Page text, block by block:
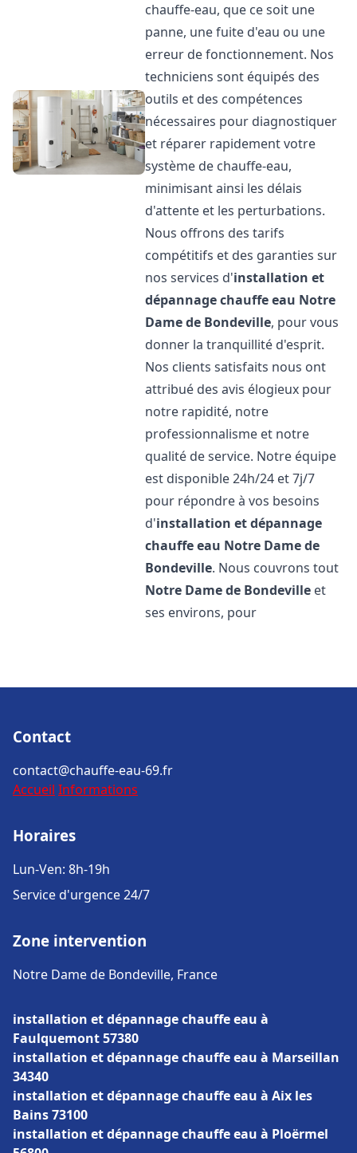
chauffe-eau, que ce soit une
panne, une fuite d'eau ou une
erreur de fonctionnement. Nos
techniciens sont équipés des
outils et des compétences
nécessaires pour diagnostiquer
et réparer rapidement votre
système de chauffe-eau,
minimisant ainsi les délais
d'attente et les perturbations.
Nous offrons des tarifs
compétitifs et des garanties sur
nos services d'installation et
dépannage chauffe eau Notre
Dame de Bondeville, pour vous
donner la tranquillité d'esprit.
Nos clients satisfaits nous ont
attribué des avis élogieux pour
notre rapidité, notre
professionnalisme et notre
qualité de service. Notre équipe
est disponible 24h/24 et 7j/7
pour répondre à vos besoins
d'installation et dépannage
chauffe eau Notre Dame de
Bondeville. Nous couvrons tout
Notre Dame de Bondeville et
ses environs, pour
Contact
contact@chauffe-eau-69.fr
Accueil Informations
Horaires
Lun-Ven: 8h-19h
Service d'urgence 24/7
Zone intervention
Notre Dame de Bondeville, France
installation et dépannage chauffe eau à
Faulquemont 57380
installation et dépannage chauffe eau à Marseillan
34340
installation et dépannage chauffe eau à Aix les
Bains 73100
installation et dépannage chauffe eau à Ploërmel